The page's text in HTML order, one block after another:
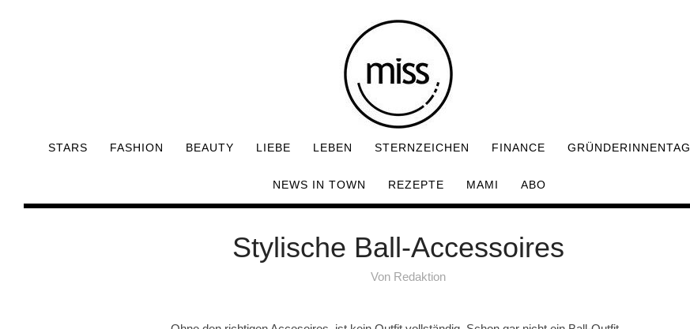
STARS FASHION BEAUTY LIEBE LEBEN STERNZEICHEN FINANCE GRÜNDERINNENTAG
NEWS IN TOWN REZEPTE MAMI ABO
Stylische Ball-Accessoires
Von Redaktion